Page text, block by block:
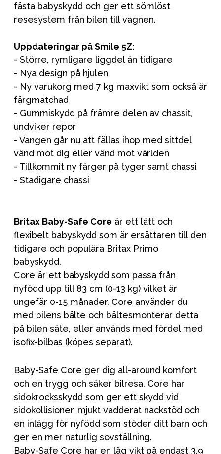
fästa babyskydd och ger ett sömlöst
resesystem från bilen till vagnen.
Uppdateringar på Smile 5Z:
- Större, rymligare liggdel än tidigare
- Nya design på hjulen
- Ny varukorg med 7 kg maxvikt som också är
färgmatchad
- Gummiskydd på främre delen av chassit,
undviker repor
- Vangen går nu att fällas ihop med sittdel
vänd mot dig eller vänd mot världen
- Tillkommit ny färger på tyger samt chassi
- Stadigare chassi
Britax Baby-Safe Core är ett lätt och
flexibelt babyskydd som är ersättaren till den
tidigare och populära Britax Primo
babyskydd.
Core är ett babyskydd som passa från
nyfödd upp till 83 cm (0-13 kg) vilket är
ungefär 0-15 månader. Core använder du
med bilens bälte och bältesmonterar detta
på bilen säte, eller används med fördel med
isofix-bilbas (köpes separat).
Baby-Safe Core ger dig all-around komfort
och en trygg och säker bilresa. Core har
sidokrocksskydd som ger ett skydd vid
sidokollisioner, mjukt vadderat nackstöd och
en inlägg för nyfödd som stöder ditt barn och
ger en mer naturlig sovställning.
Baby-Safe Core har en låg vikt på endast 3,9